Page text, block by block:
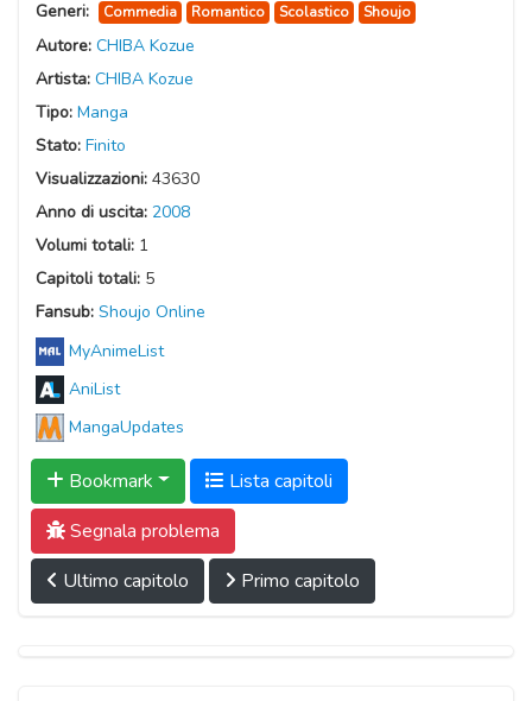
Generi:
Commedia Romantico Scolastico Shoujo
Autore: CHIBA Kozue
Artista: CHIBA Kozue
Tipo: Manga
Stato: Finito
Visualizzazioni: 43630
Anno di uscita: 2008
Volumi totali: 1
Capitoli totali: 5
Fansub: Shoujo Online
MyAnimeList
AniList
MangaUpdates
Bookmark
Lista capitoli
Segnala problema
Ultimo capitolo
Primo capitolo